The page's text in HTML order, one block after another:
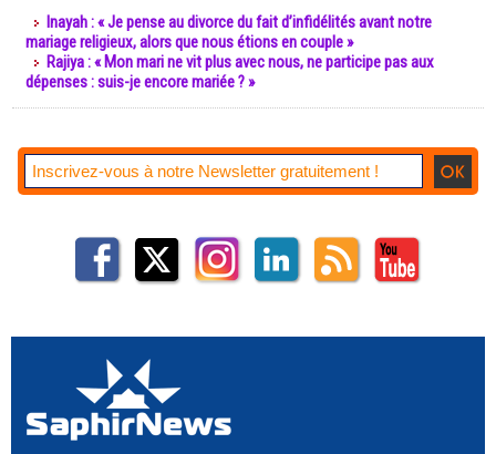
Inayah : « Je pense au divorce du fait d’infidélités avant notre
mariage religieux, alors que nous étions en couple »
Rajiya : « Mon mari ne vit plus avec nous, ne participe pas aux
dépenses : suis-je encore mariée ? »